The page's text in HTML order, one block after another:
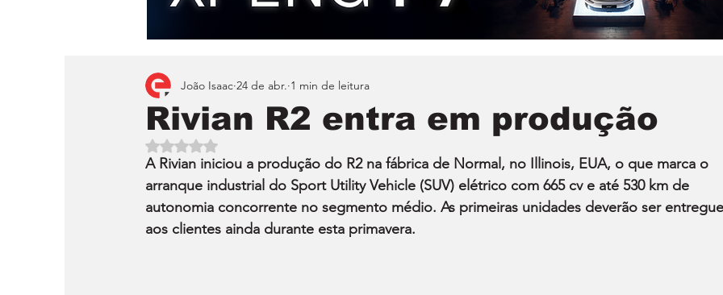
Rivian R2 entra em produção
João Isaac 24 de abr. 1 min de leitura
Avaliado com NaN de 5 estrelas.
A Rivian iniciou a produção do R2 na fábrica de Normal, no Illinois, EUA, o que marca o
arranque industrial do Sport Utility Vehicle (SUV) elétrico com 665 cv e até 530 km de
autonomia concorrente no segmento médio. As primeiras unidades deverão ser
aos clientes ainda durante esta primavera.